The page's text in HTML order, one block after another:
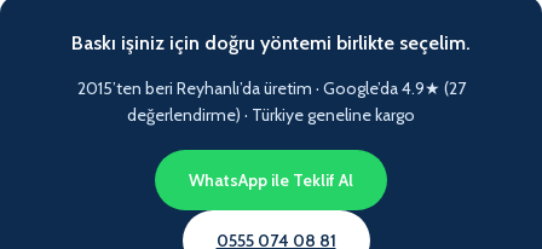
Baskı işiniz için doğru yöntemi birlikte seçelim.
2015’ten beri Reyhanlı’da üretim · Google’da 4.9★ (27
değerlendirme) · Türkiye geneline kargo
WhatsApp ile Teklif Al
0555 074 08 81